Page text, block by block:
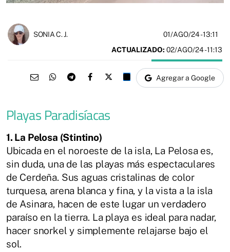
SONIA C. J. 01/AGO/24- 13:11
ACTUALIZADO: 02/AGO/24 - 11:13
Agregar a Google
Playas Paradisíacas
1. La Pelosa (Stintino)
Ubicada en el noroeste de la isla, La Pelosa es,
sin duda, una de las playas más espectaculares
de Cerdeña. Sus aguas cristalinas de color
turquesa, arena blanca y fina, y la vista a la isla
de Asinara, hacen de este lugar un verdadero
paraíso en la tierra. La playa es ideal para nadar,
hacer snorkel y simplemente relajarse bajo el
sol.